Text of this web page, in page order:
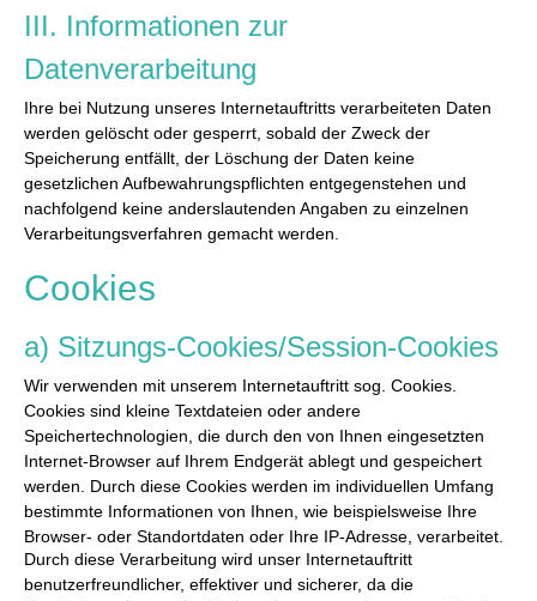
III. Informationen zur
Datenverarbeitung
Ihre bei Nutzung unseres Internetauftritts verarbeiteten Daten
werden gelöscht oder gesperrt, sobald der Zweck der
Speicherung entfällt, der Löschung der Daten keine
gesetzlichen Aufbewahrungspflichten entgegenstehen und
nachfolgend keine anderslautenden Angaben zu einzelnen
Verarbeitungsverfahren gemacht werden.
Cookies
a) Sitzungs-Cookies/Session-Cookies
Wir verwenden mit unserem Internetauftritt sog. Cookies.
Cookies sind kleine Textdateien oder andere
Speichertechnologien, die durch den von Ihnen eingesetzten
Internet-Browser auf Ihrem Endgerät ablegt und gespeichert
werden. Durch diese Cookies werden im individuellen Umfang
bestimmte Informationen von Ihnen, wie beispielsweise Ihre
Browser- oder Standortdaten oder Ihre IP-Adresse, verarbeitet.
Durch diese Verarbeitung wird unser Internetauftritt
benutzerfreundlicher, effektiver und sicherer, da die